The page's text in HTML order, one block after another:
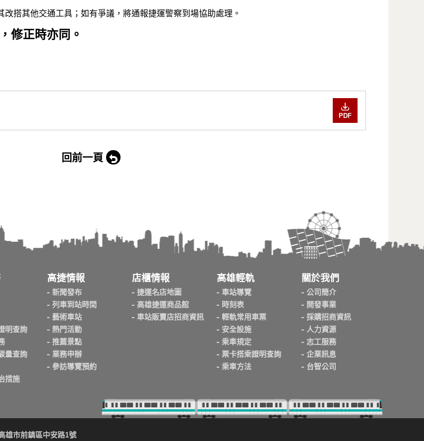
其他交通工具；如有爭議，將通報捷運警察到場協助處理。
修正時亦同。
PDF
回前一頁
明查詢
量查詢
措施
高捷情報
新聞發布
列車到站時間
藝術車站
熱門活動
推薦景點
業務申辦
參訪導覽預約
店櫃情報
捷運名店地圖
高雄捷運商品館
車站販賣店招商資訊
高雄輕軌
車站導覽
時刻表
輕軌常用車票
安全設施
乘車規定
票卡搭乘證明查詢
乘車方法
關於我們
公司簡介
開發事業
採購招商資訊
人力資源
志工服務
企業訊息
台智公司
雄市前鎮區中安路1號